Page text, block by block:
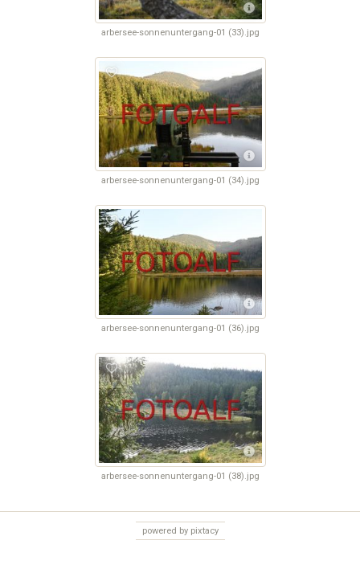
arbersee-sonnenuntergang-01 (33).jpg
arbersee-sonnenuntergang-01 (34).jpg
arbersee-sonnenuntergang-01 (36).jpg
arbersee-sonnenuntergang-01 (38).jpg
powered by pixtacy